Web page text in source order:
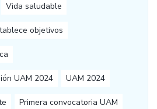
Vida saludable
objetivos
UAM 2024 UAM 2024
Primera convocatoria UAM